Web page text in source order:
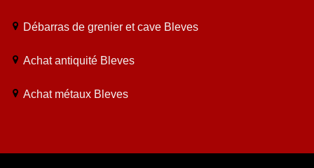
Débarras de grenier et cave Bleves
Achat antiquité Bleves
Achat métaux Bleves